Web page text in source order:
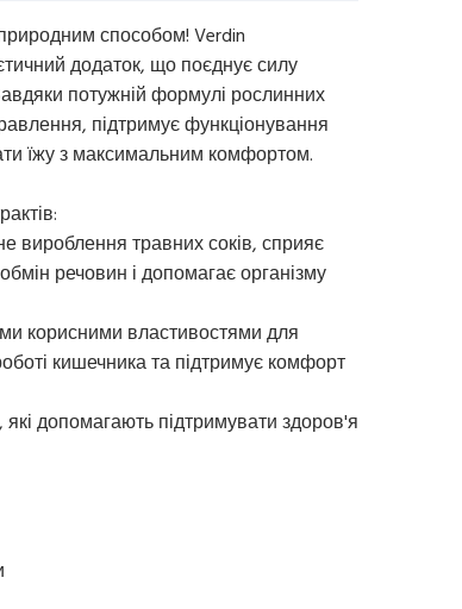
способом! Verdin
додаток, що поєднує силу
потужній формулі рослинних
підтримує функціонування
їжу з максимальним комфортом.
вироблення травних соків, сприяє
речовин і допомагає організму
корисними властивостями для
кишечника та підтримує комфорт
які допомагають підтримувати здоров'я